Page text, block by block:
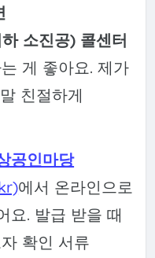
소진공) 콜센터
게 좋아요. 제가
친절하게
공인마당
에서 온라인으로
요. 발급 받을 때
확인 서류